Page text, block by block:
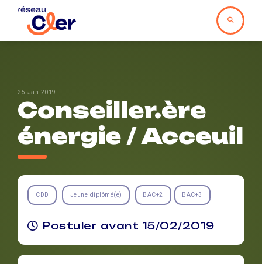
25 Jan 2019
Conseiller.ère
énergie / Acceuil
CDD Jeune diplômé(e) BAC+2 BAC+3
Postuler avant 15/02/2019